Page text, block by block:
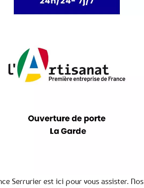
Serrurier est ici pour vous assister. Nos